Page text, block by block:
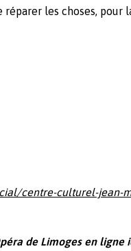
les choses, pour
centre-culturel-jean-
de Limoges en ligne